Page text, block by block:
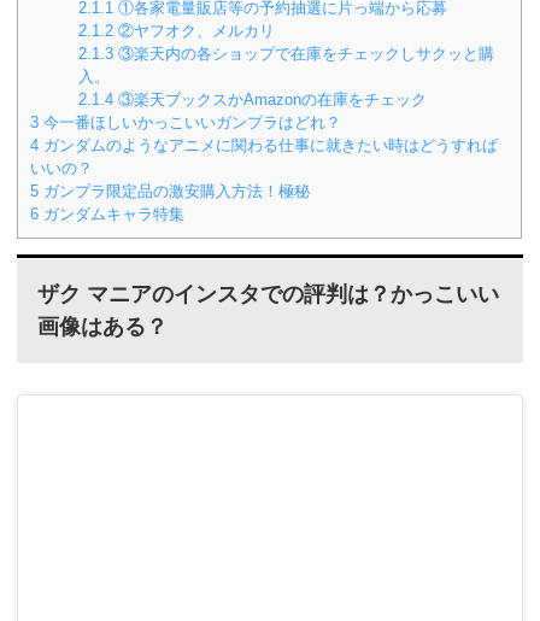
2.1.1 ①各家電量販店等の予約抽選に片っ端から応募
2.1.2 ②ヤフオク、メルカリ
2.1.3 ③楽天内の各ショップで在庫をチェックしサクッと購
入。
2.1.4 ③楽天ブックスかAmazonの在庫をチェック
3 今一番ほしいかっこいいガンプラはどれ？
4 ガンダムのようなアニメに関わる仕事に就きたい時はどうすれば
いいの？
5 ガンプラ限定品の激安購入方法！極秘
6 ガンダムキャラ特集
ザク マニアのインスタでの評判は？かっこいい
画像はある？